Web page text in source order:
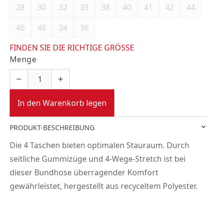
28
30 32 33 38 40 41 42
44
46
48 34
36
FINDEN SIE DIE RICHTIGE GRÖSSE
Menge
In den Warenkorb legen
PRODUKT-BESCHREIBUNG
Die 4 Taschen bieten optimalen Stauraum. Durch
seitliche Gummizüge und 4-Wege-Stretch ist bei
dieser Bundhose überragender Komfort
gewährleistet, hergestellt aus recyceltem Polyester.